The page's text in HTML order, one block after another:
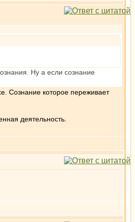
Ну а если сознание
Сознание которое переживает
деятельность.